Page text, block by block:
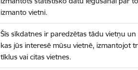
izmanto vietni.
Šīs sīkdatnes ir paredzētas tādu vietņu
kas jūs interesē mūsu vietnē, izmantojot
tīklus vai citas vietnes.